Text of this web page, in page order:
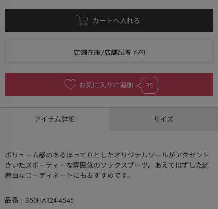
お気に入りに追加 35
アイテム詳細 サイズ
ボリューム感のあるぽってりとしたオリジナルソールがアクセント
きいたスポーティーな雰囲気のソックスブーツ。あえてはずした綺
麗目なコーディネートにもおすすめです。
品番
350HA124-4545